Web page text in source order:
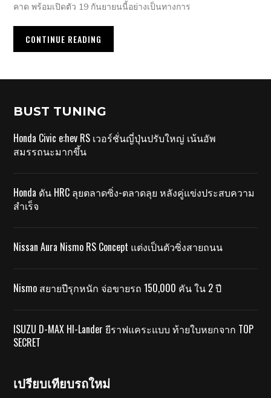
คาด พร้อมเปิดตัว 19 กันยายนนี้อย่างเป็นทางการ
CONTINUE READING
BUST TUNING
Honda Civic e:hev RS เวอร์ชั่นญี่ปุ่นปรับใหญ่ เน้นอัพ
สมรรถนะมากขึ้น
Honda ดัน HRC ลุยตลาดซิ่ง-ตลาดลุย หลังคู่แข่งประสบความ
สำเร็จ
Nissan Aura Nismo RS Concept แต่งเป็นตัวซิ่งสายถนน
Nismo สยายปีรุกหนัก จ่อขายรถ 150,000 คัน ใน 2 ปี
ISUZU D-MAX HI-Lander ยีราฟแคระแบบ ท้ายใบหยกจาก TOP
SECRET
เปรียบเทียบรถใหม่